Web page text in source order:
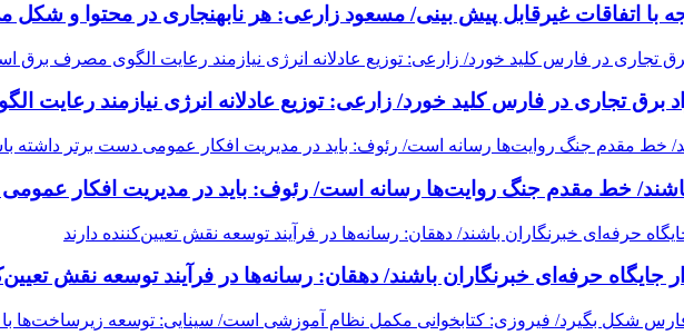
اتفاقات غیرقابل پیش بینی/ مسعود زارعی: هر نابهنجاری در محتوا و شکل
تجاری در فارس کلید خورد/ زارعی: توزیع عادلانه انرژی نیازمند رعایت
خط مقدم جنگ روایت‌ها رسانه است/ رئوف: باید در مدیریت افکار
حرفه‌ای خبرنگاران باشند/ دهقان: رسانه‌ها در فرآیند توسعه نقش